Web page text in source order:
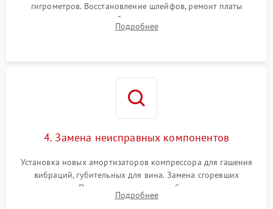
гигрометров. Восстановление шлейфов, ремонт платы
управления, отвечающей за поддержание микроклимата.
Проверка систем защиты от УФ-излучения и подсветки.
Подробнее
4. Замена неисправных компонентов
Установка новых амортизаторов компрессора для гашения
вибраций, губительных для вина. Замена сгоревших
элементов Пельтье, вентиляторов обдува, угольных
фильтров или поврежденных уплотнителей дверцы.
Подробнее